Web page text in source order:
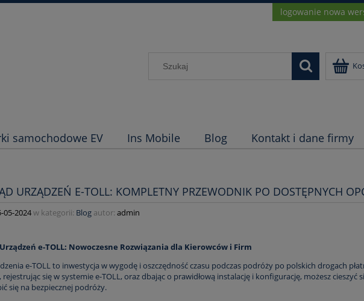
logowanie nowa
samochodowe EV Ins Mobile Blog Kontakt i dane firmy
URZĄDZEŃ E-TOLL: KOMPLETNY PRZEWODNIK PO DOSTĘPNYCH
05-2024w kategorii: Blog autor: admin
e-TOLL: Nowoczesne Rozwiązania dla Kierowców i Firm
e-TOLL to inwestycja w wygodę i oszczędność czasu podczas podróży po polskich drogach
rejestrując się w systemie e-TOLL, oraz dbając o prawidłową instalację i konfigurację, możesz
się na bezpiecznej podróży.